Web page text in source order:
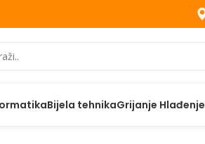
Bijela tehnikaGrijanje Hlađenje